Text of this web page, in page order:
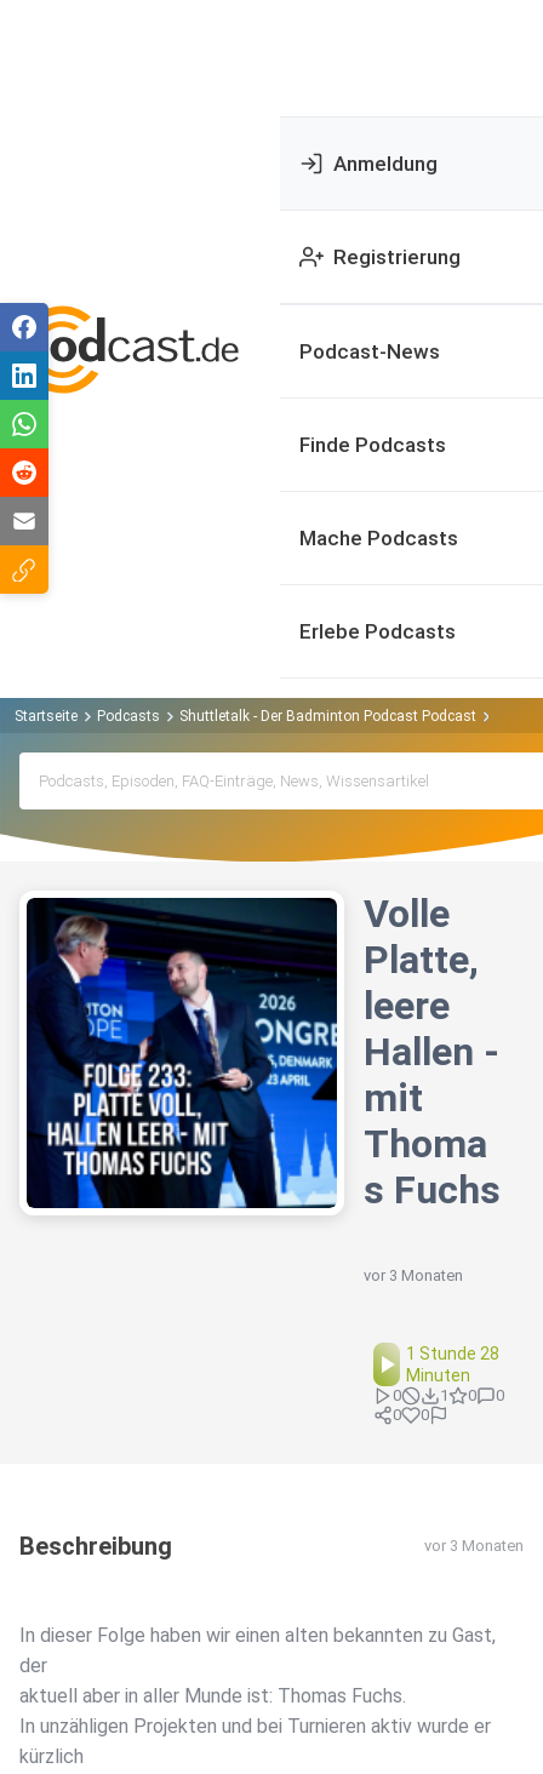
Anmeldung
Registrierung
Podcast-News
Finde Podcasts
Mache Podcasts
Erlebe Podcasts
Startseite Podcasts Shuttletalk - Der Badminton Podcast Podcast
Volle
Platte,
leere
Hallen -
mit
Thoma
s Fuchs
vor 3 Monaten
1 Stunde 28
Minuten
0 1 0
0
0
0
Beschreibung vor 3 Monaten
In dieser Folge haben wir einen alten bekannten zu Gast,
der
aktuell aber in aller Munde ist: Thomas Fuchs.
In unzähligen Projekten und bei Turnieren aktiv wurde er
kürzlich